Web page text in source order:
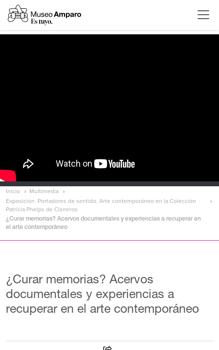
Inicio
Multimedia
Exposición. Portadores de sentido. Arte contemporáneo en la Colección
Patricia Phelps de Cisneros
¿Curar memorias? Acervos documentales y experiencias a recuperar en
el arte contemporáneo
¿Curar memorias? Acervos
documentales y experiencias a
recuperar en el arte contemporáneo